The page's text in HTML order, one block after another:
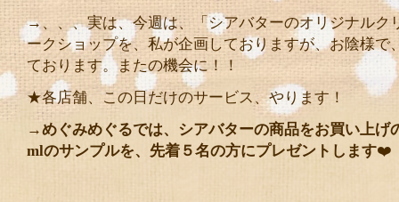
→、、、実は、今週は、「シアバターのオリジナルク
ークショップを、私が企画しておりますが、お陰様で
ております。またの機会に！！
★各店舗、この日だけのサービス、やります！
→めぐみめぐるでは、シアバターの商品をお買い上げ
mlのサンプルを、先着５名の方にプレゼントします❤️